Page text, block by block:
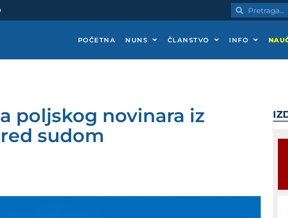
PretragaPretraga
POČETNA NUNS ČLANSTVO INFO
poljskog novinara iz
sudom